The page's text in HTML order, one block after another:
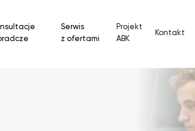
Serwis
z ofertami
Projekt
ABK
Kontakt